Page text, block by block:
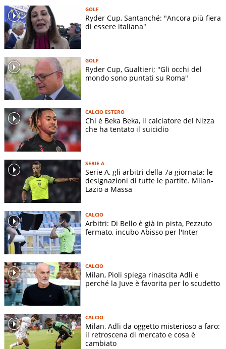
GOLF
Ryder Cup, Santanché: "Ancora più fiera
di essere italiana"
GOLF
Ryder Cup, Gualtieri; "Gli occhi del
mondo sono puntati su Roma"
CALCIO ESTERO
Chi è Beka Beka, il calciatore del Nizza
che ha tentato il suicidio
SERIE A
Serie A, gli arbitri della 7a giornata: le
designazioni di tutte le partite. Milan-
Lazio a Massa
CALCIO
Arbitri: Di Bello è già in pista, Pezzuto
fermato, incubo Abisso per l'Inter
CALCIO
Milan, Pioli spiega rinascita Adli e
perché la Juve è favorita per lo scudetto
CALCIO
Milan, Adli da oggetto misterioso a faro:
il retroscena di mercato e cosa è
cambiato